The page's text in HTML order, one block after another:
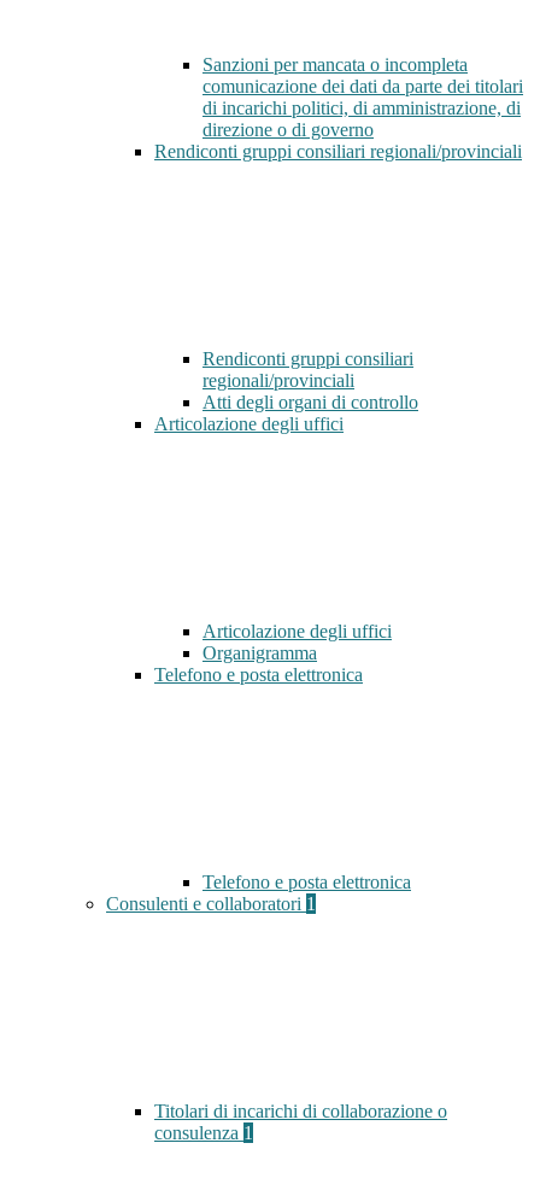
Sanzioni per mancata o incompleta
comunicazione dei dati da parte dei titolari
di incarichi politici, di amministrazione, di
direzione o di governo
Rendiconti gruppi consiliari regionali/provinciali
Rendiconti gruppi consiliari
regionali/provinciali
Atti degli organi di controllo
Articolazione degli uffici
Articolazione degli uffici
Organigramma
Telefono e posta elettronica
Telefono e posta elettronica
Consulenti e collaboratori 1
Titolari di incarichi di collaborazione o
consulenza 1